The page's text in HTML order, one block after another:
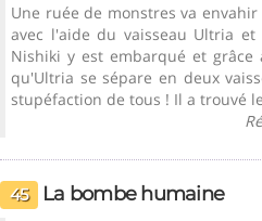
Une ruée de monstres va
avec l'aide du vaisseau Ultria
Nishiki y est embarqué et
qu'Ultria se sépare en deux
stupéfaction de tous ! Il a trouvé
45 La bombe humaine